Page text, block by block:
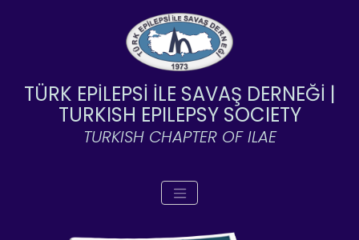
TÜRK EPİLEPSİ İLE SAVAŞ DERNEĞİ |
TURKISH EPILEPSY SOCIETY
TURKISH CHAPTER OF ILAE